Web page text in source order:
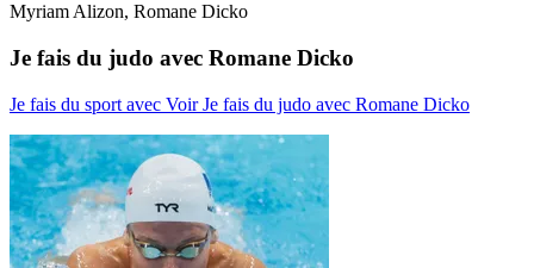
Myriam Alizon, Romane Dicko
Je fais du judo avec Romane Dicko
Je fais du sport avec Voir Je fais du judo avec Romane Dicko